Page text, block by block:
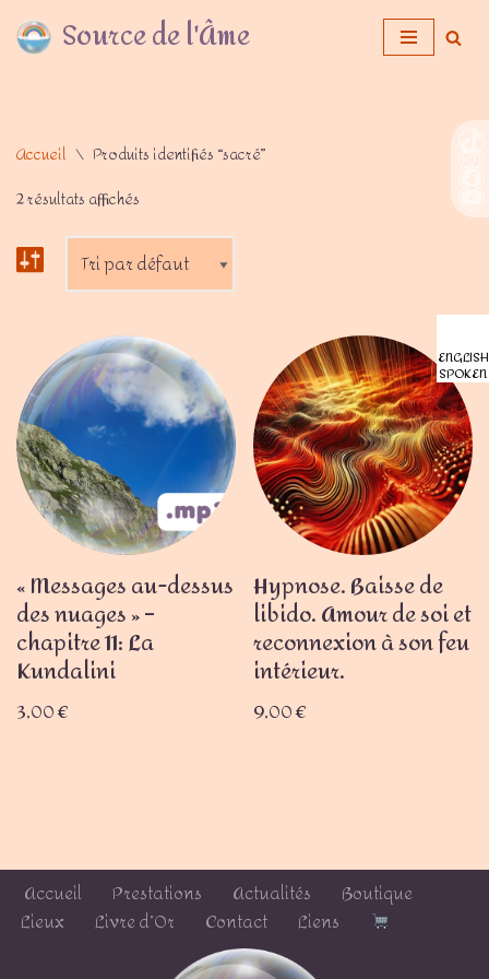
Aller Source de l'Âme
Accueil \ Produits identifiés “sacré”
2 résultats affichés
« Messages au-dessus
des nuages » –
chapitre 11: La
Kundalini
3,00€
Hypnose. Baisse de
libido. Amour de soi et
reconnexion à son feu
intérieur.
9,00€
Accueil Prestations Actualités
Boutique
Lieux
Livre d’Or Contact Liens
ENGLISH
SPOKEN